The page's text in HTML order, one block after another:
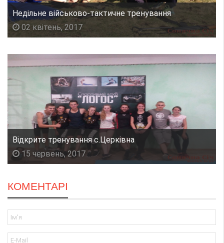
Недільне військово-тактичне тренування
02 квітень, 2017
Відкрите тренування с.Церківна
15 червень, 2017
КОМЕНТАРІ